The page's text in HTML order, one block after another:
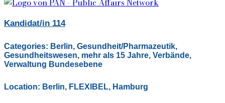
Kandidat/in 114
Categories: Berlin, Gesundheit/Pharmazeutik,
Gesundheitswesen, mehr als 15 Jahre, Verbände,
Verwaltung Bundesebene
Location: Berlin, FLEXIBEL, Hamburg